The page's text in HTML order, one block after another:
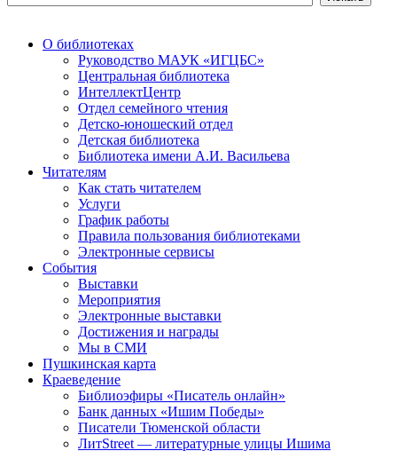
О библиотеках
Руководство МАУК «ИГЦБС»
Центральная библиотека
ИнтеллектЦентр
Отдел семейного чтения
Детско-юношеский отдел
Детская библиотека
Библиотека имени А.И. Васильева
Читателям
Как стать читателем
Услуги
График работы
Правила пользования библиотеками
Электронные сервисы
События
Выставки
Мероприятия
Электронные выставки
Достижения и награды
Мы в СМИ
Пушкинская карта
Краеведение
Библиоэфиры «Писатель онлайн»
Банк данных «Ишим Победы»
Писатели Тюменской области
ЛитStreet — литературные улицы Ишима